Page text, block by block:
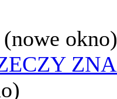
(nowe okno)